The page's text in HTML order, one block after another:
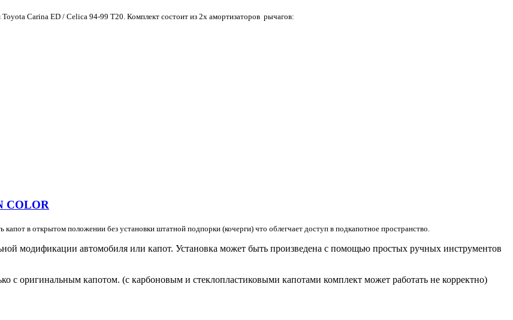
Toyota Carina ED / Celica 94-99 T20 . Комплект состоит из 2х амортизаторов рычагов:
COLOR
в открытом положении без установки штатной подпорки (кочерги) что облегчает доступ в подкапотное пространство.
модификации автомобиля или капот. Установка может быть произведена с помощью простых ручных инструментов
с оригинальным капотом. (с карбоновым и стеклопластиковыми капотами комплект может работать не корректно)